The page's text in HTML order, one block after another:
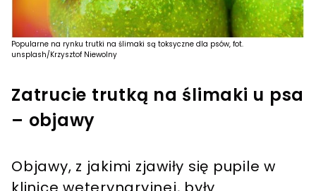
Popularne na rynku trutki na ślimaki są toksyczne dla psów, fot.
unsplash/Krzysztof Niewolny
Zatrucie trutką na ślimaki u psa
– objawy
Objawy, z jakimi zjawiły się pupile w